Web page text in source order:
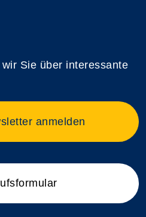
Sie über interessante
anmelden